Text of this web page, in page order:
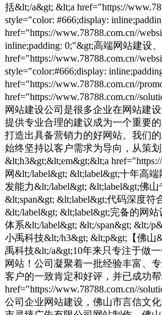
括&lt;/a&gt; &lt;a href="https://
style="color: #666;display:
href="https://www.78788.com.cn//
inline;padding: 0;"&gt;高端网站建设
href="https://www.78788.com.cn//
style="color:#666;display:
href="https://www.78788.com.cn//
href="https://www.78788.com.cn//
网站建设公司是很多企业在网站建
提供专业合理的建议成为一个重要
打造出具备营销力的好网站。我们
始终坚持以客户需求为导向，从策